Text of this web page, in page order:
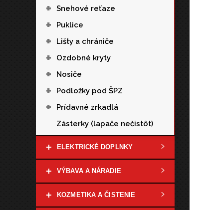
+ Snehové reťaze
+ Puklice
+ Lišty a chrániče
+ Ozdobné kryty
+ Nosiče
+ Podložky pod ŠPZ
+
Prídavné zrkadlá
Zásterky (lapače nečistôt)
+ ELEKTRICKÉ DOPLNKY
+ VÝBAVA A NÁRADIE
+ KOZMETIKA A ČISTENIE